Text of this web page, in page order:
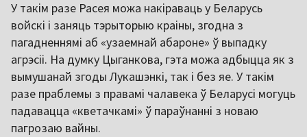
У такім разе Расея можа накіраваць у Беларусь
войскі і заняць тэрыторыю краіны, згодна з
пагадненнямі аб «узаемнай абароне» ў выпадку
агрэсіі. На думку Цыганкова, гэта можа адбыцца як з
вымушанай згоды Лукашэнкі, так і без яе. У такім
разе праблемы з правамі чалавека ў Беларусі могуць
падавацца «кветачкамі» ў параўнанні з новаю
пагрозаю вайны.